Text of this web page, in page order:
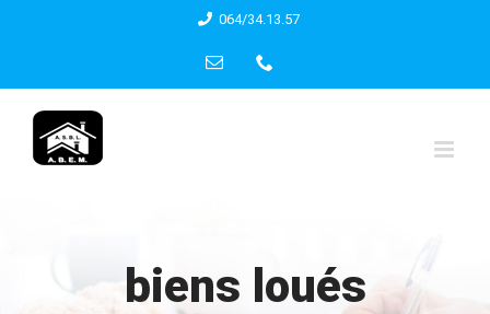
content
064/34.13.57
Email
biens loués